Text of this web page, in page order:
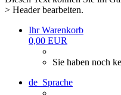
> Header bearbeiten.
Ihr Warenkorb
0,00 EUR
Sie haben noch
de Sprache